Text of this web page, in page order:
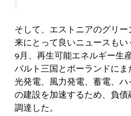
そして、エストニアのグリ
来にとって良いニュースもい
9月、再生可能エネルギー生
バルト三国とポーランドにま
光発電、風力発電、蓄電、
の建設を加速するため、負
調達した。